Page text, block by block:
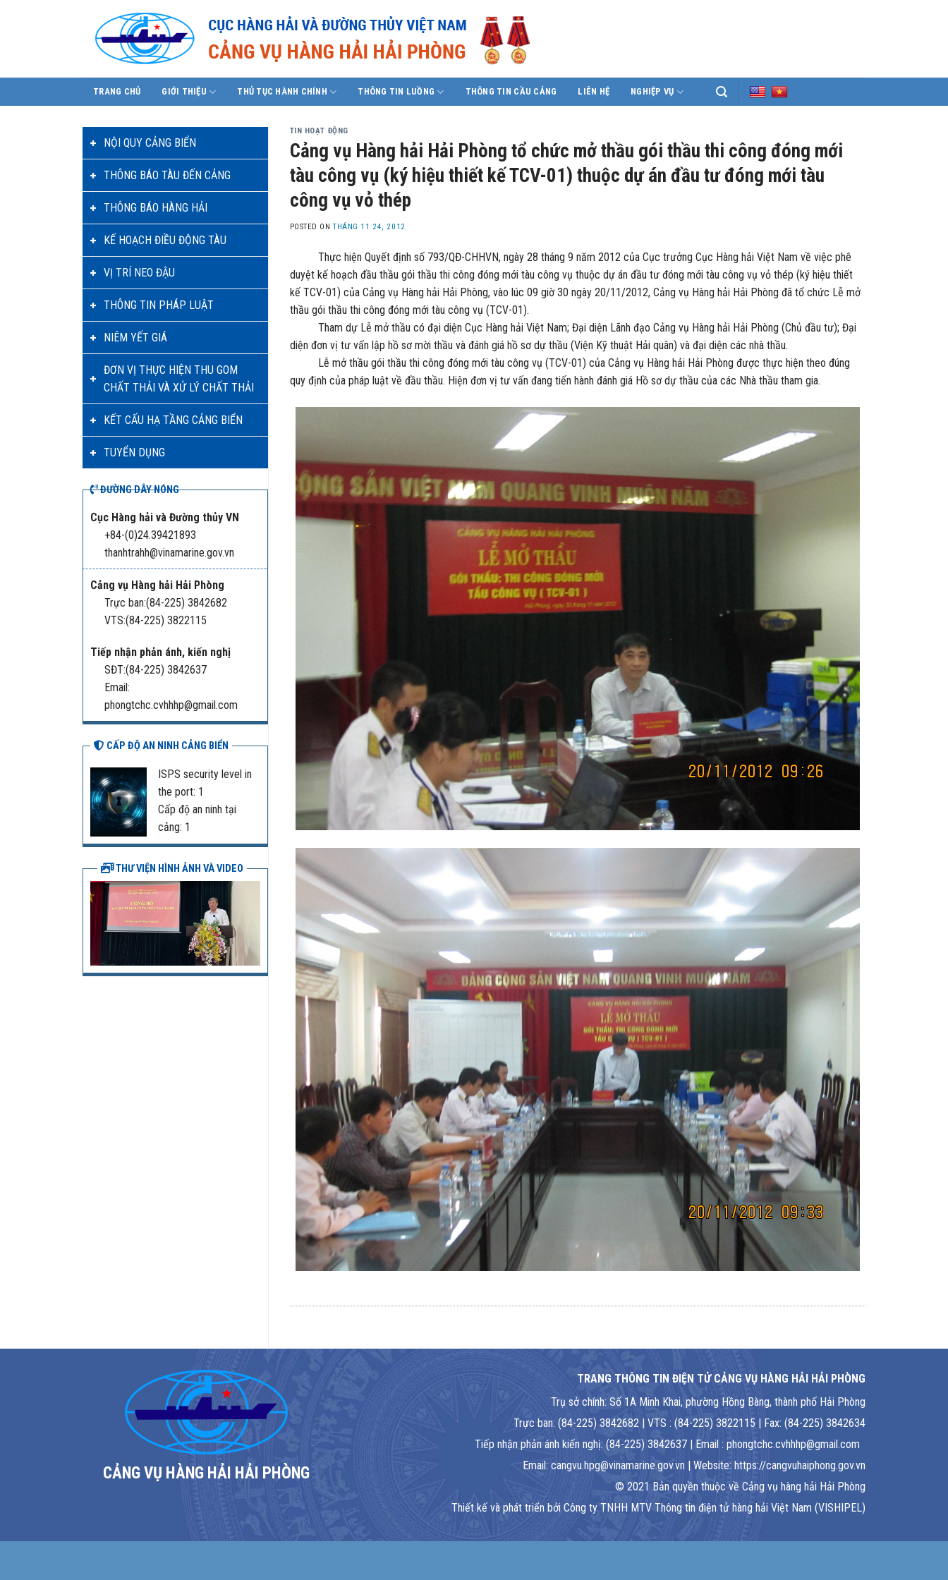
TRANG CHỦ GIỚI THIỆU THỦ TỤC HÀNH CHÍNH THÔNG TIN LUỒNG THÔNG TIN CẦU CẢNG LIÊN HỆ NGHIỆP VỤ
NỘI QUY CẢNG BIỂN
THÔNG BÁO TÀU ĐẾN CẢNG
THÔNG BÁO HÀNG HẢI
KẾ HOẠCH ĐIỀU ĐỘNG TÀU
VỊ TRÍ NEO ĐẬU
THÔNG TIN PHÁP LUẬT
NIÊM YẾT GIÁ
ĐƠN VỊ THỰC HIỆN THU GOM
CHẤT THẢI VÀ XỬ LÝ CHẤT THẢI
KẾT CẤU HẠ TẦNG CẢNG BIỂN
TUYỂN DỤNG
ĐƯỜNG DÂY NÓNG
Cục Hàng hải và Đường thủy VN
+84-(0)24.39421893
thanhtrahh@vinamarine.gov.vn
Cảng vụ Hàng hải Hải Phòng
Trực ban:(84-225) 3842682
VTS:(84-225) 3822115
Tiếp nhận phản ánh, kiến nghị
SĐT:(84-225) 3842637
Email:
phongtchc.cvhhhp@gmail.com
CẤP ĐỘ AN NINH CẢNG BIỂN
ISPS security level in
the port: 1
Cấp độ an ninh tại
cảng: 1
THƯ VIỆN HÌNH ẢNH VÀ VIDEO
TIN HOẠT ĐỘNG
Cảng vụ Hàng hải Hải Phòng tổ chức mở thầu gói thầu thi công đóng mới
tàu công vụ (ký hiệu thiết kế TCV-01) thuộc dự án đầu tư đóng mới tàu
công vụ vỏ thép
POSTED ONTHÁNG 11 24, 2012
Thực hiện Quyết định số 793/QĐ-CHHVN, ngày 28 tháng 9 năm 2012 của Cục trưởng Cục Hàng hải Việt Nam về việc phê
duyệt kế hoạch đầu thầu gói thầu thi công đóng mới tàu công vụ thuộc dự án đầu tư đóng mới tàu công vụ vỏ thép (ký hiệu thiết
kế TCV-01) của Cảng vụ Hàng hải Hải Phòng, vào lúc 09 giờ 30 ngày 20/11/2012, Cảng vụ Hàng hải Hải Phòng đã tổ chức Lễ mở
thầu gói thầu thi công đóng mới tàu công vụ (TCV-01).
Tham dự Lễ mở thầu có đại diện Cục Hàng hải Việt Nam; Đại diện Lãnh đạo Cảng vụ Hàng hải Hải Phòng (Chủ đầu tư); Đại
diện đơn vị tư vấn lập hồ sơ mời thầu và đánh giá hồ sơ dự thầu (Viện Kỹ thuật Hải quân) và đại diện các nhà thầu.
Lễ mở thầu gói thầu thi công đóng mới tàu công vụ (TCV-01) của Cảng vụ Hàng hải Hải Phòng được thực hiện theo đúng
quy định của pháp luật về đầu thầu. Hiện đơn vị tư vấn đang tiến hành đánh giá Hồ sơ dự thầu của các Nhà thầu tham gia.
CẢNG VỤ HÀNG HẢI HẢI PHÒNG
TRANG THÔNG TIN ĐIỆN TỬ CẢNG VỤ HÀNG HẢI HẢI PHÒNG
Trụ sở chính: Số 1A Minh Khai, phường Hồng Bàng, thành phố Hải Phòng
Trực ban: (84-225) 3842682 | VTS : (84-225) 3822115 | Fax: (84-225) 3842634
Tiếp nhận phản ánh kiến nghị: (84-225) 3842637 | Email : phongtchc.cvhhhp@gmail.com
Email: cangvu.hpg@vinamarine.gov.vn | Website: https://cangvuhaiphong.gov.vn
© 2021 Bản quyền thuộc về Cảng vụ hàng hải Hải Phòng
Thiết kế và phát triển bởi Công ty TNHH MTV Thông tin điện tử hàng hải Việt Nam (VISHIPEL)